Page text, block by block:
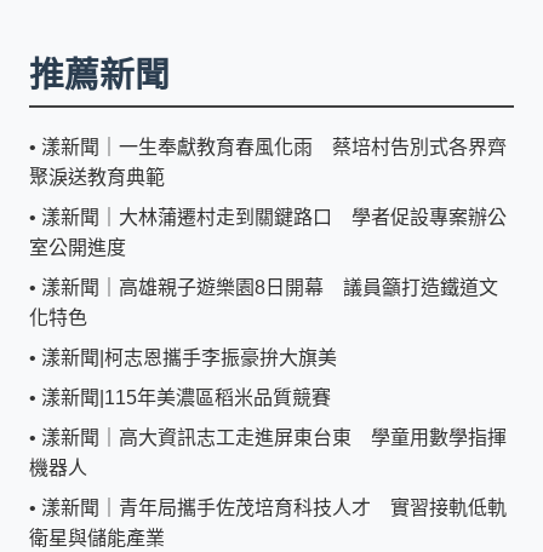
推薦新聞
• 漾新聞｜一生奉獻教育春風化雨 蔡培村告別式各界齊
聚淚送教育典範
• 漾新聞｜大林蒲遷村走到關鍵路口 學者促設專案辦公
室公開進度
• 漾新聞｜高雄親子遊樂園8日開幕 議員籲打造鐵道文
化特色
• 漾新聞|柯志恩攜手李振豪拚大旗美
• 漾新聞|115年美濃區稻米品質競賽
• 漾新聞｜高大資訊志工走進屏東台東 學童用數學指揮
機器人
• 漾新聞｜青年局攜手佐茂培育科技人才 實習接軌低軌
衛星與儲能產業